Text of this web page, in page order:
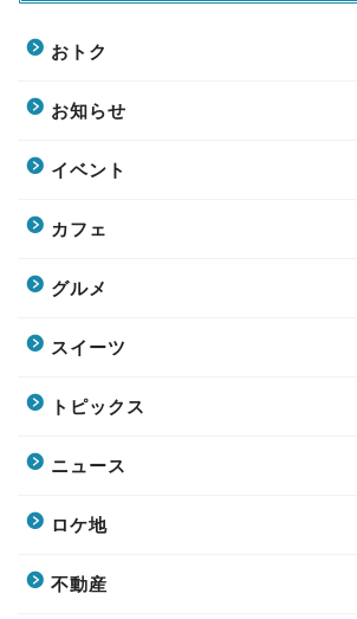
おトク
お知らせ
イベント
カフェ
グルメ
スイーツ
トピックス
ニュース
ロケ地
不動産